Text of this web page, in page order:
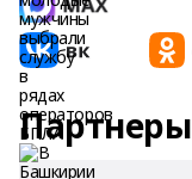
Партнеры